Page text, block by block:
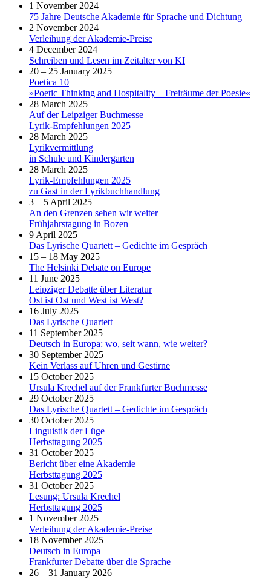
1 November 2024
75 Jahre Deutsche Akademie für Sprache und Dichtung
2 November 2024
Verleihung der Akademie-Preise
4 December 2024
Schreiben und Lesen im Zeitalter von KI
20 – 25 January 2025
Poetica 10
»Poetic Thinking and Hospitality – Freiräume der Poesie«
28 March 2025
Auf der Leipziger Buchmesse
Lyrik-Empfehlungen 2025
28 March 2025
Lyrikvermittlung
in Schule und Kindergarten
28 March 2025
Lyrik-Empfehlungen 2025
zu Gast in der Lyrikbuchhandlung
3 – 5 April 2025
An den Grenzen sehen wir weiter
Frühjahrstagung in Bozen
9 April 2025
Das Lyrische Quartett – Gedichte im Gespräch
15 – 18 May 2025
The Helsinki Debate on Europe
11 June 2025
Leipziger Debatte über Literatur
Ost ist Ost und West ist West?
16 July 2025
Das Lyrische Quartett
11 September 2025
Deutsch in Europa: wo, seit wann, wie weiter?
30 September 2025
Kein Verlass auf Uhren und Gestirne
15 October 2025
Ursula Krechel auf der Frankfurter Buchmesse
29 October 2025
Das Lyrische Quartett – Gedichte im Gespräch
30 October 2025
Linguistik der Lüge
Herbsttagung 2025
31 October 2025
Bericht über eine Akademie
Herbsttagung 2025
31 October 2025
Lesung: Ursula Krechel
Herbsttagung 2025
1 November 2025
Verleihung der Akademie-Preise
18 November 2025
Deutsch in Europa
Frankfurter Debatte über die Sprache
26 – 31 January 2026